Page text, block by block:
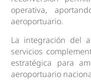
operativa,
aeroportuario.
La integración del
servicios
estratégica para
aeroportuario